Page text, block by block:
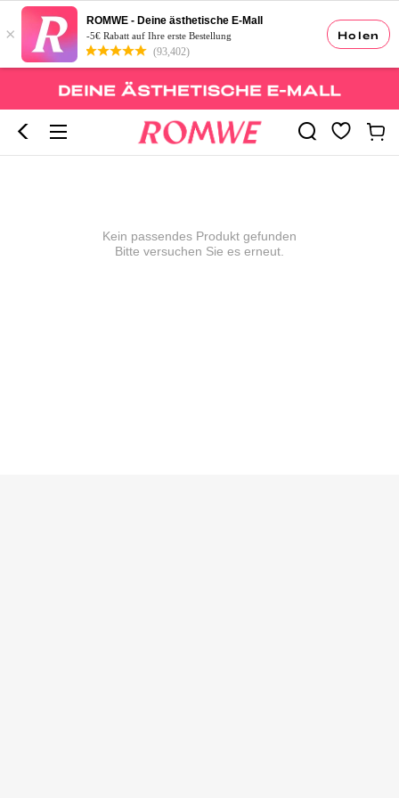
Holen
×
ROMWE - Deine ästhetische E-Mall
-5€ Rabatt auf Ihre erste Bestellung
(93,402)
Kein passendes Produkt gefunden
Bitte versuchen Sie es erneut.